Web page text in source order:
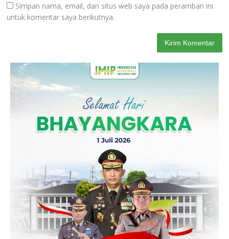
Simpan nama, email, dan situs web saya pada peramban ini
untuk komentar saya berikutnya.